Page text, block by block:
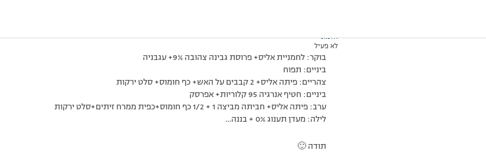
אלמוני
לא פעיל
בוקר: לחמניית אליס+ פרוסת גבינה צהובה 9%+ עגבניה
ביניים: תפוח
צהריים: פיתה אליס+ 2 קבבים על האש+ כף חומוס+ סלט ירקות
ביניים: חטיף אנרגיה 95 קלוריות+ אפרסק
ערב: פיתה אליס+ חביתה מביצה 1 + 1/2 כף חומוס+כפית ממרח זיתים+סלט ירקות
לילה: מעדן תענוג 0% + בננה…
תודה 🙂